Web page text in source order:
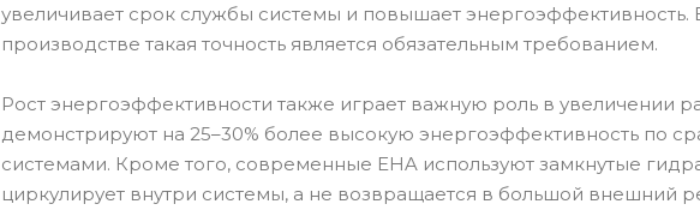
увеличивает срок службы системы и повышает
производстве такая точность является обязательным требованием.
Рост энергоэффективности также играет важную роль в увеличении
демонстрируют на 25–30% более высокую энергоэффективность по
системами. Кроме того, современные EHA используют замкнутые
циркулирует внутри системы, а не возвращается в большой внешний